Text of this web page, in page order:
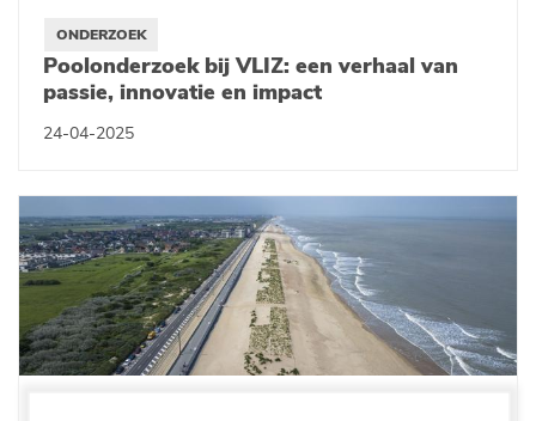
ONDERZOEK
Poolonderzoek bij VLIZ: een verhaal van
passie, innovatie en impact
24-04-2025